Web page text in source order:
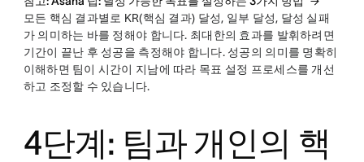
모든 핵심 결과별로 KR(핵심 결과) 달성, 일부 달성, 달성 실패
가 의미하는 바를 정해야 합니다. 최대한의 효과를 발휘하려면
기간이 끝난 후 성공을 측정해야 합니다. 성공의 의미를 명확히
이해하면 팀이 시간이 지남에 따라 목표 설정 프로세스를 개선
하고 조정할 수 있습니다.
4단계: 팀과 개인의 핵